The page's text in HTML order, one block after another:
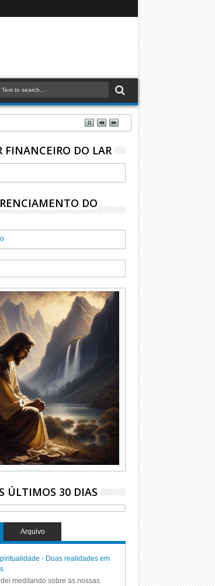
FINANCEIRO DO LAR
DO
ÚLTIMOS 30 DIAS
Arquivo
- Duas realidades em
meditando sobre as nossas